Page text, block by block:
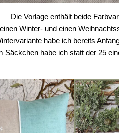
Die Vorlage enthält beide
Winter- und einen
habe ich bereits
Säckchen habe ich statt der 25